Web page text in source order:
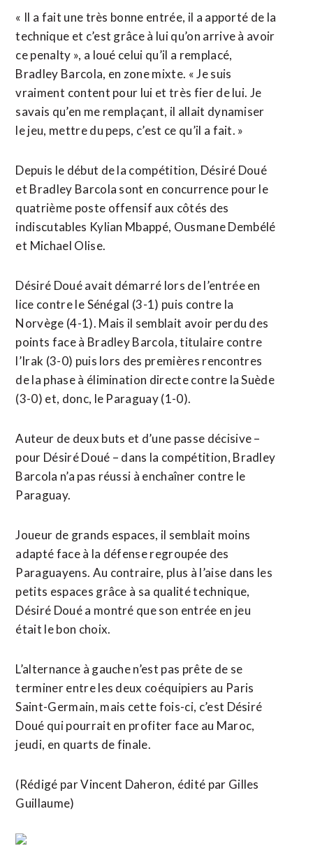
« Il a fait une très bonne entrée, il a apporté de la
technique et c’est grâce à lui qu’on arrive à avoir
ce penalty », a loué celui qu’il a remplacé,
Bradley Barcola, en zone mixte. « Je suis
vraiment ⁠content pour lui et très fier de lui. Je
savais qu’en me ⁠remplaçant, il allait dynamiser
le jeu, mettre du peps, c’est ce qu’il a fait. »
Depuis le début de la compétition, Désiré Doué
et Bradley Barcola sont en concurrence pour le
quatrième poste offensif aux côtés des
indiscutables Kylian Mbappé, Ousmane Dembélé
et ⁠Michael ‌Olise.
Désiré Doué avait démarré lors de l’entrée en
lice contre le ⁠Sénégal (3-1) puis contre la
Norvège (4-1). Mais il semblait avoir ​perdu des ​
points face à Bradley Barcola, titulaire contre
l’Irak (3-0) puis lors des premières rencontres
de ​la phase à élimination directe contre la Suède
(3-0) et, donc, le Paraguay (1-0).
Auteur de deux buts et d’une passe ‌décisive –
pour Désiré ​Doué – dans la compétition, Bradley
Barcola n’a pas réussi à enchaîner contre le
Paraguay.
Joueur ​de grands espaces, il semblait moins
adapté face à la défense regroupée des
Paraguayens. Au contraire, plus à l’aise dans les
petits espaces grâce à sa qualité technique,
Désiré Doué a montré que son entrée en jeu
était le bon choix.
L’alternance à gauche n’est pas prête de ⁠se
terminer entre les deux coéquipiers au Paris
Saint-Germain, mais cette fois-ci, c’est Désiré
Doué qui pourrait en profiter face au ​Maroc,
jeudi, en quarts de finale.
(Rédigé par Vincent ​Daheron, édité par Gilles
Guillaume)